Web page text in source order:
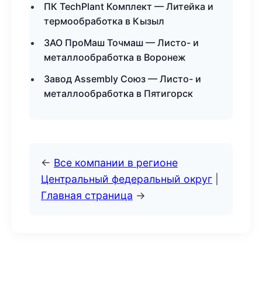
ПК TechPlant Комплект — Литейка и
термообработка в Кызыл
ЗАО ПроМаш Точмаш — Листо- и
металлообработка в Воронеж
Завод Assembly Союз — Листо- и
металлообработка в Пятигорск
← Все компании в регионе
Центральный федеральный округ
Главная страница →